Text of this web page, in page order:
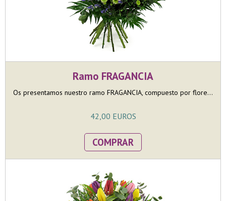
Ramo FRAGANCIA
Os presentamos nuestro ramo FRAGANCIA, compuesto por flore...
42,00 EUROS
COMPRAR